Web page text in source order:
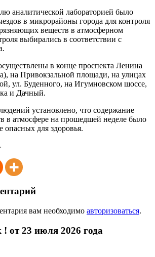
аналитической лабораторией было
в микрорайоны города для контроля
веществ в атмосферном
выбирались в соответствии с
в конце проспекта Ленина
на Привокзальной площади, на улицах
ул. Буденного, на Игумновском шоссе,
и Дачный.
установлено, что содержание
в атмосфере на прошедшей неделе было
опасных для здоровья.
вам необходимо авторизоваться.
от 23 июля 2026 года